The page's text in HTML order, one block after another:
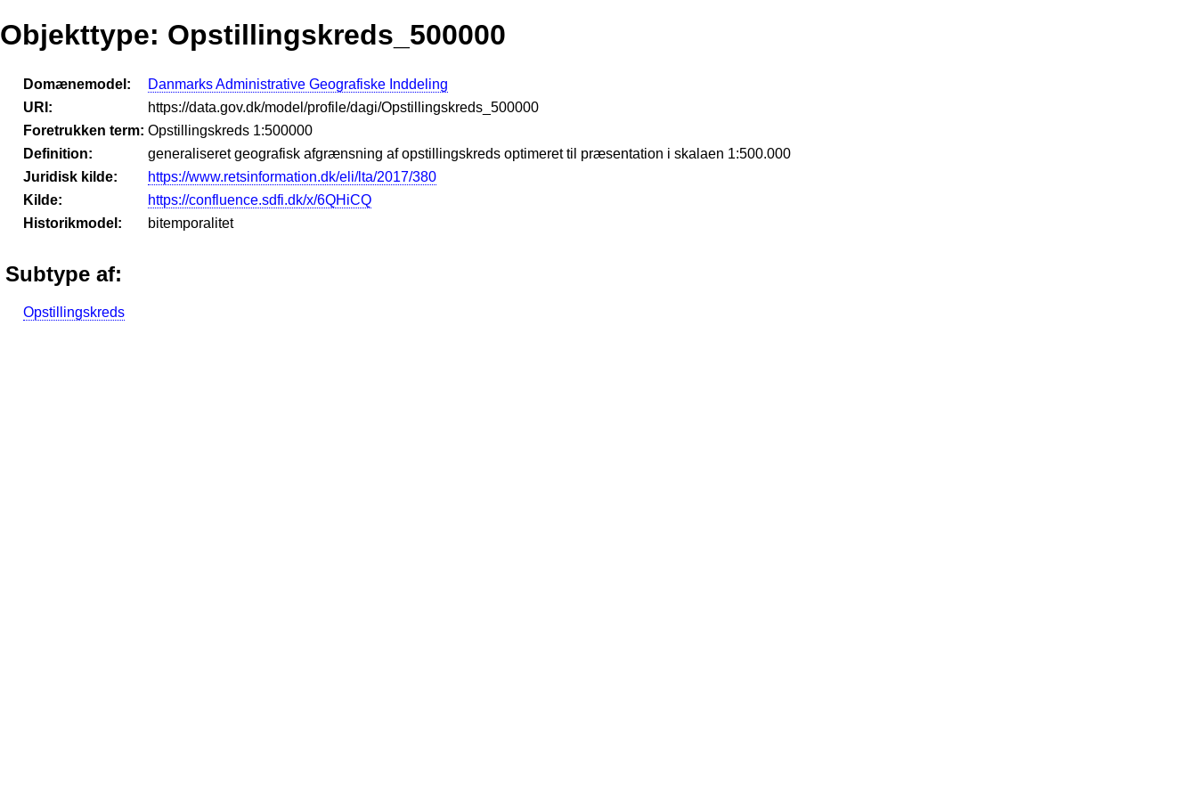
Objekttype: Opstillingskreds_500000
Domænemodel:
Danmarks Administrative Geografiske Inddeling
URI:
https://data.gov.dk/model/profile/dagi/Opstillingskreds_500000
Foretrukken term: Opstillingskreds 1:500000
Definition:
generaliseret geografisk afgrænsning af opstillingskreds optimeret til præsentation i skalaen 1:500.000
Juridisk kilde:
https://www.retsinformation.dk/eli/lta/2017/380
Kilde:
https://confluence.sdfi.dk/x/6QHiCQ
Historikmodel:
bitemporalitet
Subtype af:
Opstillingskreds